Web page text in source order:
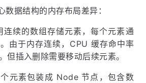
数据结构的内存布局差异：
连续的数组存储元素，每个元素通
由于内存连续，CPU 缓存命中率
但插入删除需要移动后续元素。
个元素包装成 Node 节点，包含数